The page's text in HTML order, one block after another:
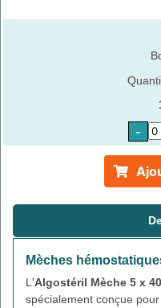
-
Mèches
L'Algostéril Mèche 5 x
spécialement conçue